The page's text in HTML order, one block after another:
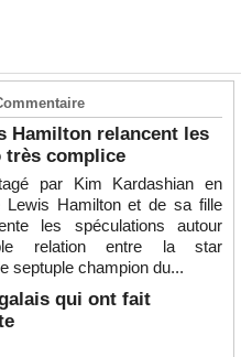
Hamilton relancent les
très complice
par Kim Kardashian en
Lewis Hamilton et de sa fille
les spéculations autour
relation entre la star
septuple champion du...
qui ont fait